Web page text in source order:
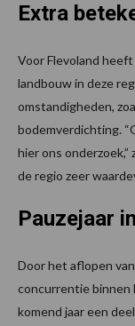
Extra
Voor Flevoland
landbouw in deze
omstandigheden,
bodemverdichting.
hier ons
de regio zeer
Pauzejaar
Door het aflopen
concurrentie binnen
komend jaar een